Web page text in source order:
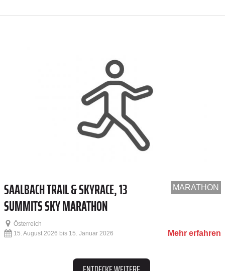
MARATHON
SAALBACH TRAIL & SKYRACE, 13
SUMMITS SKY MARATHON
Österreich
Mehr erfahren
15. August 2026 bis 15. Januar 2026